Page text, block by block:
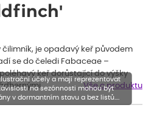
čilimník, je opadavý keř původem
se do čeledi Fabaceae –
keř dorůstající do výšky
Vše o produktu
účely a mají reprezentovat
na sezónnosti mohou být
v dormantním stavu a bez listů.
níže, než je uvedená výška,